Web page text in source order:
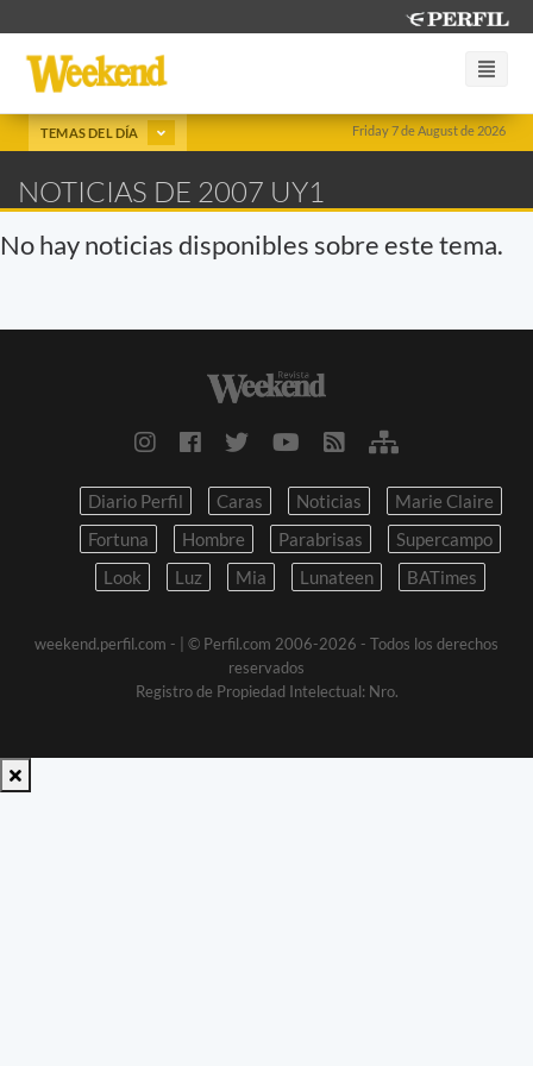
Friday 7 de August de 2026
TEMAS DEL DÍA
NOTICIAS DE 2007 UY1
No hay noticias disponibles sobre este tema.
Diario Perfil Caras Noticias
Marie Claire
Fortuna
Hombre Parabrisas
Supercampo
Look
Luz Mia Lunateen BATimes
weekend.perfil.com -
| © Perfil.com 2006-2026 - Todos los derechos
reservados
Registro de Propiedad Intelectual: Nro.